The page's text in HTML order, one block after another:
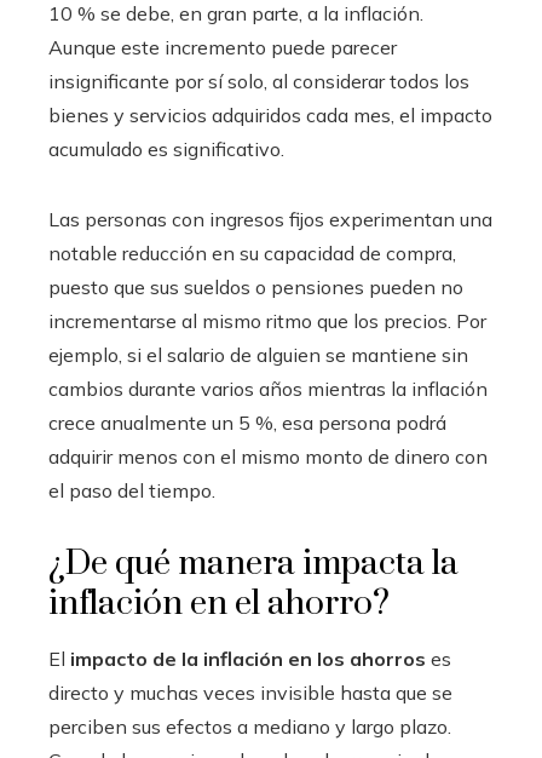
10 % se debe, en gran parte, a la inflación.
Aunque este incremento puede parecer
insignificante por sí solo, al considerar todos los
bienes y servicios adquiridos cada mes, el impacto
acumulado es significativo.
Las personas con ingresos fijos experimentan una
notable reducción en su capacidad de compra,
puesto que sus sueldos o pensiones pueden no
incrementarse al mismo ritmo que los precios. Por
ejemplo, si el salario de alguien se mantiene sin
cambios durante varios años mientras la inflación
crece anualmente un 5 %, esa persona podrá
adquirir menos con el mismo monto de dinero con
el paso del tiempo.
¿De qué manera impacta la
inflación en el ahorro?
El impacto de la inflación en los ahorros es
directo y muchas veces invisible hasta que se
perciben sus efectos a mediano y largo plazo.